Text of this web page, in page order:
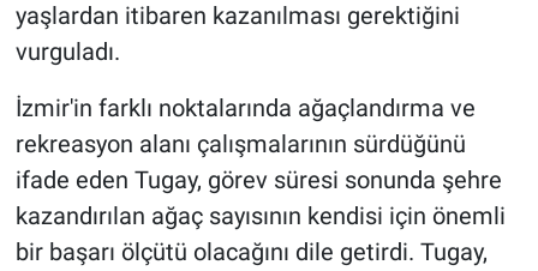
yaşlardan itibaren kazanılması gerektiğini
vurguladı.
İzmir'in farklı noktalarında ağaçlandırma ve
rekreasyon alanı çalışmalarının sürdüğünü
ifade eden Tugay, görev süresi sonunda şehre
kazandırılan ağaç sayısının kendisi için önemli
bir başarı ölçütü olacağını dile getirdi. Tugay,